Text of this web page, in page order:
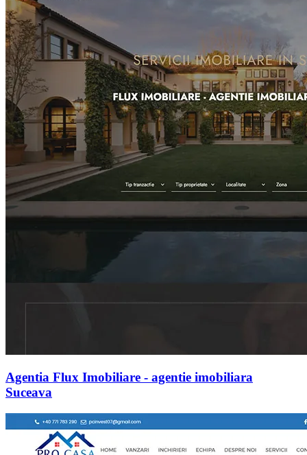
Agentia Flux Imobiliare - agentie imobiliara
Suceava